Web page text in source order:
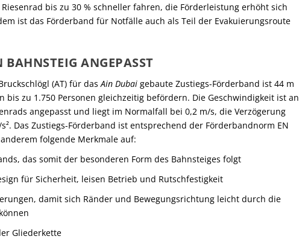
bis zu 30 % schneller fahren, die Förderleistung erhöht sich
ist das Förderband für Notfälle auch als Teil der Evakuierungsroute
ANGEPASST
(AT) für dasAin Dubai gebaute Zustiegs-Förderband ist 44 m
bis zu 1.750 Personen gleichzeitig befördern. Die Geschwindigkeit ist an
angepasst und liegt im Normalfall bei 0,2 m/s, die Verzögerung
Das Zustiegs-Förderband ist entsprechend der Förderbandnorm EN
folgende Merkmale auf:
das somit der besonderen Form des Bahnsteiges folgt
für Sicherheit, leisen Betrieb und Rutschfestigkeit
damit sich Ränder und Bewegungsrichtung leicht durch die
Gliederkette